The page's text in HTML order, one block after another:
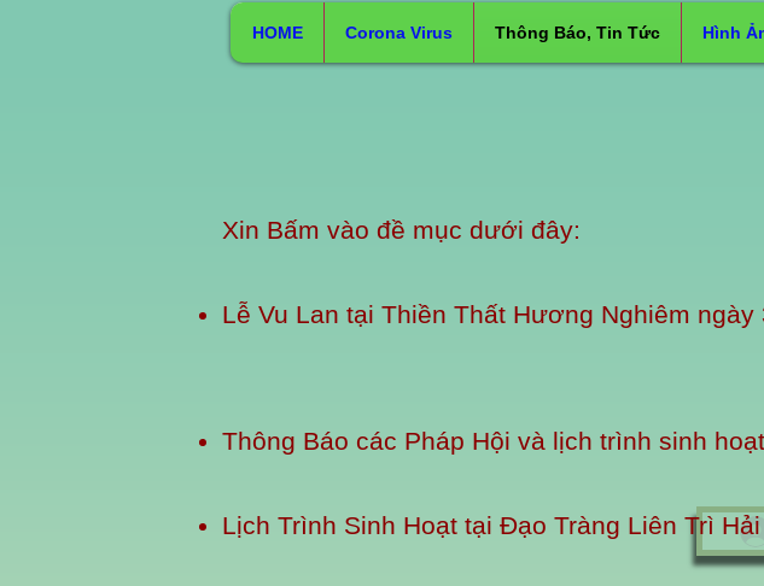
HOME Corona Virus Thông Báo, Tin Tức Hình
Xin Bấm vào đề mục dưới đây:
Lễ Vu Lan tại Thiền Thất Hương Nghiêm ngày
Thông Báo các Pháp Hội và lịch trình sinh
Lịch Trình Sinh Hoạt tại Đạo Tràng Liên Trì